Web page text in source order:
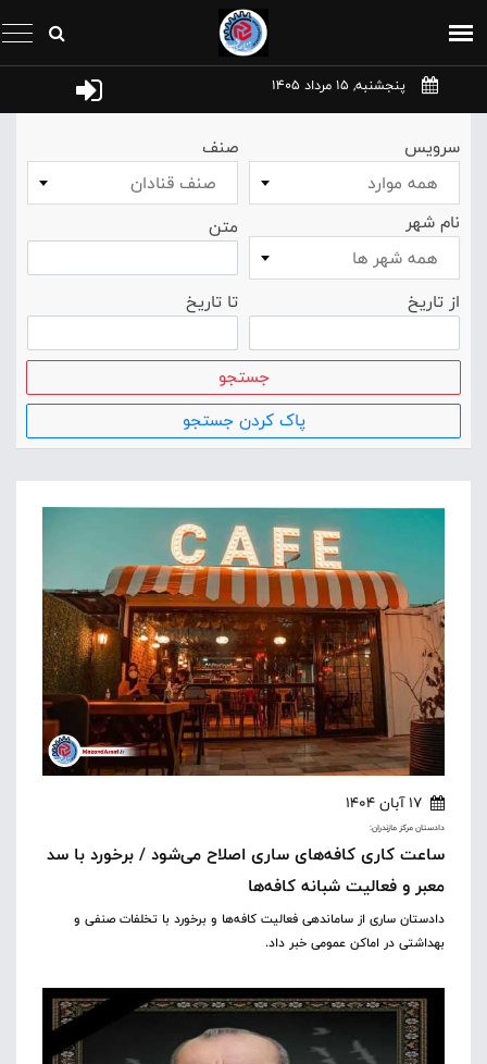
پنجشنبه, 15 مرداد 1405
سرویس
همه موارد
صنف
صنف قنادان
نام شهر
همه شهر ها
متن
از تاریخ تا تاریخ
جستجو
پاک کردن جستجو
17 آبان 1404
دادستان مرکز مازندران:
ساعت کاری کافه‌های ساری اصلاح می‌شود / برخورد با سد
معبر و فعالیت شبانه کافه‌ها
دادستان ساری از ساماندهی فعالیت کافه‌ها و برخورد با تخلفات صنفی و
بهداشتی در اماکن عمومی خبر داد.